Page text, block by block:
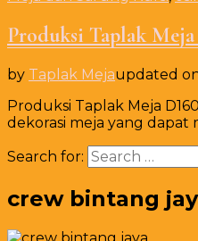
Produksi Taplak
by Taplak Mejaupdated
Produksi Taplak Meja
dekorasi meja yang dapat
Search for:
crew bintang